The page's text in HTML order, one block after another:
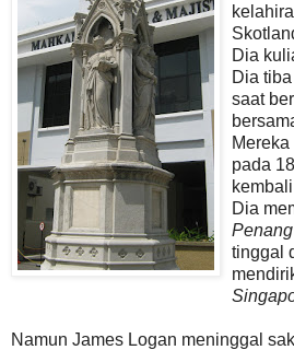
Dia
Dia
saat
pada
Dia
tinggal
Namun James Logan meninggal